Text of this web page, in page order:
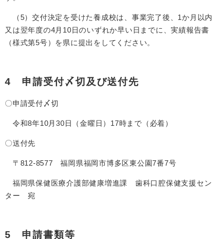
（5）交付決定を受けた養成校は、事業完了後、1か月以内
又は翌年度の4月10日のいずれか早い日までに、実績報告書
（様式第5号）を県に提出をしてください。
4 申請受付〆切及び送付先
〇申請受付〆切
令和8年10月30日（金曜日）17時まで（必着）
〇送付先
〒812-8577 福岡県福岡市博多区東公園7番7号
福岡県保健医療介護部健康増進課 歯科口腔保健支援セン
ター 宛
5 申請書類等